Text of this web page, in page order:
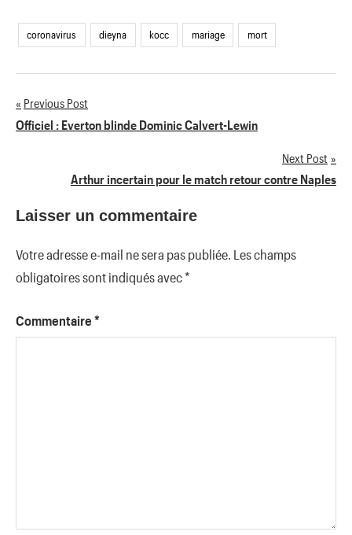
coronavirus dieyna kocc mariage mort
Navigation
l’article
Previous Post
Officiel : Everton blinde Dominic Calvert-Lewin
Next Post
Arthur incertain pour le match retour contre Naples
Laisser un commentaire
Votre adresse e-mail ne sera pas publiée. Les champs
obligatoires sont indiqués avec*
Commentaire *